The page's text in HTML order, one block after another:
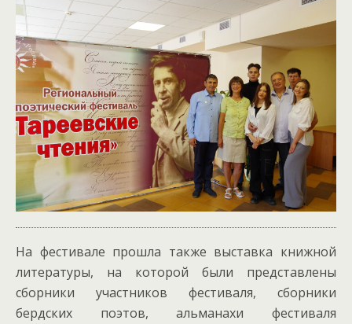
На фестивале прошла также выставка книжной
литературы, на которой были представлены
сборники участников фестиваля, сборники
бердских поэтов, альманахи фестиваля